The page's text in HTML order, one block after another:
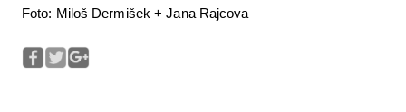
Foto: Miloš Dermišek + Jana Rajcova